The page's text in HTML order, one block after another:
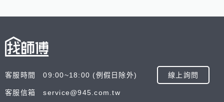
客服時間 09:00~18:00 (例假日除外) 線上詢問
客服信箱 service@945.com.tw